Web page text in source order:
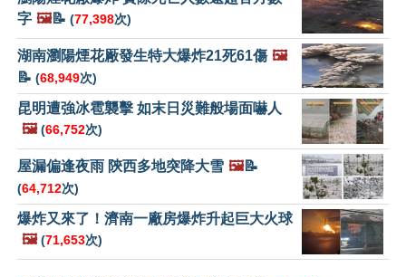
字 🖼️📝 (77,398次)
湖南瀏陽煙花厰發生特大爆炸21死61傷 🖼️
📝 (68,949次)
昆明遭強冰雹襲擊 如末日災難般場面嚇人
🖼️ (66,752次)
屋漏偏逢夜雨 陝西多地突降大雪 🖼️📝
(64,712次)
爆炸又來了！濟南一廠房爆炸升起巨大火球
🖼️ (71,653次)